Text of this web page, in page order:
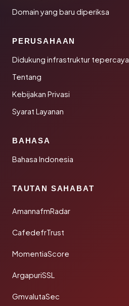
Domain yang baru diperiksa
PERUSAHAAN
Didukung infrastruktur tepercaya
Tentang
Kebijakan Privasi
Syarat Layanan
BAHASA
Bahasa Indonesia
TAUTAN SAHABAT
AmannafmRadar
CafedefrTrust
MomentiaScore
ArgapuriSSL
GmvalutaSec